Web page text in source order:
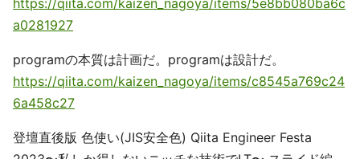
https://qiita.com/kaizen_nagoya/items/5e8bb080ba6c
a0281927
programの本質は計画だ。programは設計だ。
https://qiita.com/kaizen_nagoya/items/c8545a769c24
6a458c27
登壇直後版 色使い(JIS安全色) Qiita Engineer Festa